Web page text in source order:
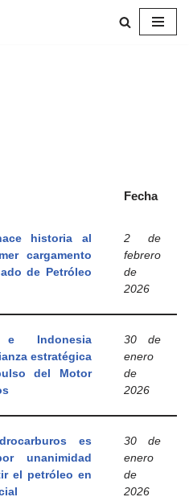
Fecha
historia al
cargamento
de Petróleo
2 de
febrero
de
2026
e Indonesia
estratégica
del Motor
30 de
enero
de
2026
es
unanimidad
el petróleo en
30 de
enero
de
2026